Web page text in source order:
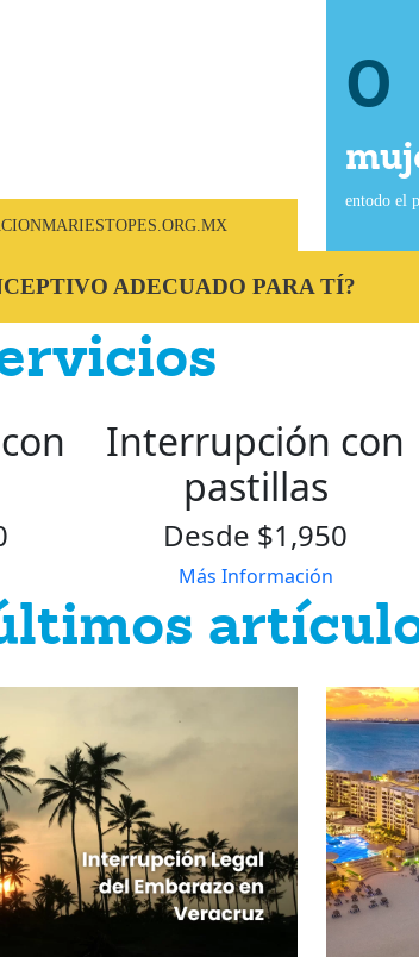
0
entodo el
ADECUADO PARA TÍ?
Interrupción con
pastillas
Desde $1,950
Más Información